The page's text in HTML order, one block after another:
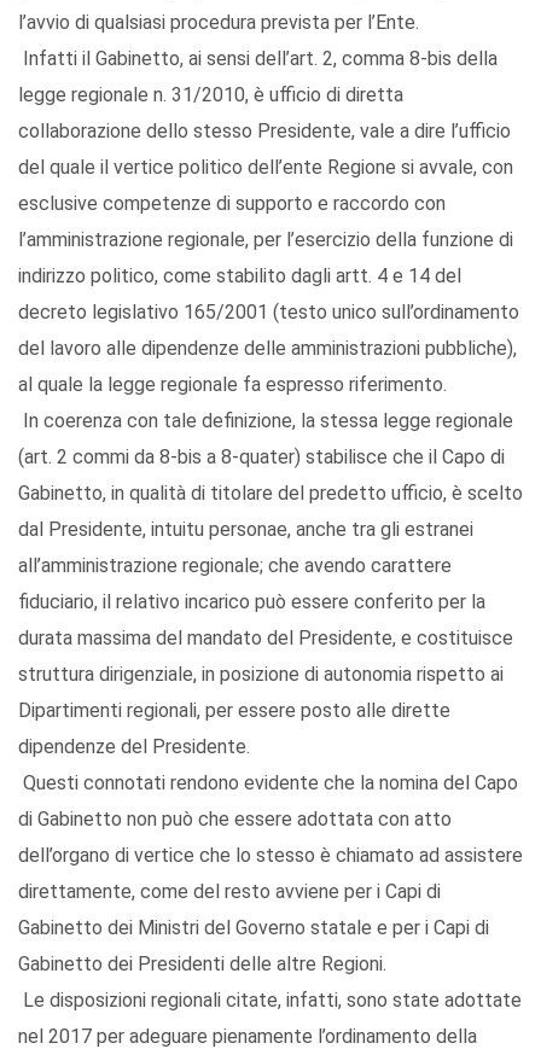
l’avvio di qualsiasi procedura prevista per l’Ente.
Infatti il Gabinetto, ai sensi dell’art. 2, comma 8-bis della
legge regionale n. 31/2010, è ufficio di diretta
collaborazione dello stesso Presidente, vale a dire l’ufficio
del quale il vertice politico dell’ente Regione si avvale, con
esclusive competenze di supporto e raccordo con
l’amministrazione regionale, per l’esercizio della funzione di
indirizzo politico, come stabilito dagli artt. 4 e 14 del
decreto legislativo 165/2001 (testo unico sull’ordinamento
del lavoro alle dipendenze delle amministrazioni pubbliche),
al quale la legge regionale fa espresso riferimento.
In coerenza con tale definizione, la stessa legge regionale
(art. 2 commi da 8-bis a 8-quater) stabilisce che il Capo di
Gabinetto, in qualità di titolare del predetto ufficio, è scelto
dal Presidente, intuitu personae, anche tra gli estranei
all’amministrazione regionale; che avendo carattere
fiduciario, il relativo incarico può essere conferito per la
durata massima del mandato del Presidente, e costituisce
struttura dirigenziale, in posizione di autonomia rispetto ai
Dipartimenti regionali, per essere posto alle dirette
dipendenze del Presidente.
Questi connotati rendono evidente che la nomina del Capo
di Gabinetto non può che essere adottata con atto
dell’organo di vertice che lo stesso è chiamato ad assistere
direttamente, come del resto avviene per i Capi di
Gabinetto dei Ministri del Governo statale e per i Capi di
Gabinetto dei Presidenti delle altre Regioni.
Le disposizioni regionali citate, infatti, sono state adottate
nel 2017 per adeguare pienamente l’ordinamento della